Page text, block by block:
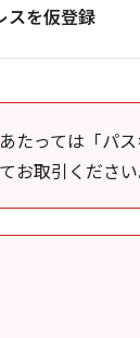
スを仮登録
たっては「パス
お取引ください